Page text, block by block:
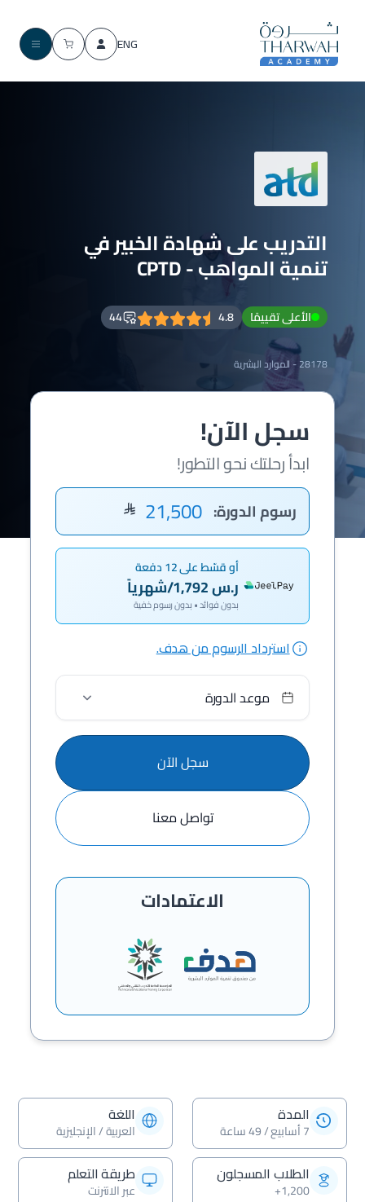
ENG
التدريب على شهادة الخبير في
تنمية المواهب - CPTD
الأعلى تقييمًا 4.8
44
28178 - الموارد البشرية
المدة
7 أسابيع / 49 ساعة
اللغة
العربية / الإنجليزية
الطلاب المسجلون
1,200+
طريقة التعلم
عبر الانترنت
سجل الآن!
ابدأ رحلتك نحو التطور!
رسوم الدورة: 21,500
أو قسّط على 12 دفعة
ر.س 1,792/شهرياً
بدون فوائد • بدون رسوم خفية
استرداد الرسوم من هدف.
موعد الدورة
سجل الآن
تواصل معنا
الاعتمادات